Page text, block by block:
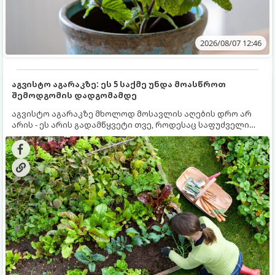
2026/08/07 12:46
აგვისტო აგარაკზე: ეს 5 საქმე უნდა მოასწროთ
შემოდგომის დადგომამდე
აგვისტო აგარაკზე მხოლოდ მოსავლის აღების დრო არ
არის - ეს არის გადამწყვეტი თვე, როდესაც საფუძველი
ეყრება მომავალი წლის მოსავალს და ბაღი მზადდება
შემოდგომა-ზამთრის სეზონისთვის. იმისათვის, რომ
ნიადაგმა ენერგია აღიდგინოს, ხოლო მცენარეებმა
ზამთარს გაუძლონ, აგვისტოს ბოლომდე 5
მნიშვნელოვანი საქმის გაკეთება უნდა მოასწროთ: